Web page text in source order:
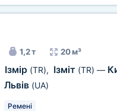
1,2 т 20 м³
Ізмір (TR), Ізміт (TR) —
Львів (UA)
Ремені